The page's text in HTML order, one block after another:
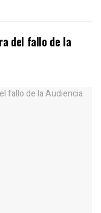
del fallo de la